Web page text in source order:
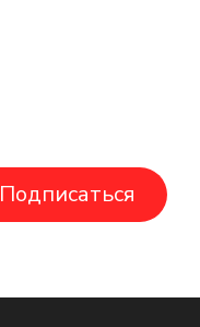
Подписаться